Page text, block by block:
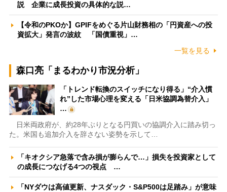
説 企業に成長投資の具体的な説…
【令和のPKOか】GPIFをめぐる片山財務相の「円資産への投
資拡大」発言の波紋 「国債重視」…
一覧を見る
森口亮「まるわかり市況分析」
「トレンド転換のスイッチになり得る」“介入慣
れ”した市場心理を変える「日米協調為替介入」
…
日米両政府が、約28年ぶりとなる円買いの協調介入に踏み切っ
た。米国も追加介入を辞さない姿勢を示して…
「キオクシア急落で含み損が膨らんで…」損失を投資家として
の成長につなげる4つの視点 …
「NYダウは高値更新、ナスダック・S&P500は足踏み」が意味